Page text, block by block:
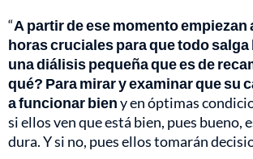
“A partir de ese momento empiezan
horas cruciales para que todo salga
una diálisis pequeña que es de
qué? Para mirar y examinar que su
a funcionar bieny en óptimas
si ellos ven que está bien, pues bueno,
dura. Y si no, pues ellos tomarán